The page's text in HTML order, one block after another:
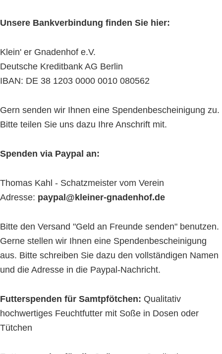
Unsere Bankverbindung finden Sie hier:
Klein' er Gnadenhof e.V.
Deutsche Kreditbank AG Berlin
IBAN: DE 38 1203 0000 0010 080562
Gern senden wir Ihnen eine Spendenbescheinigung zu.
Bitte teilen Sie uns dazu Ihre Anschrift mit.
Spenden via Paypal an:
Thomas Kahl - Schatzmeister vom Verein
Adresse: paypal@kleiner-gnadenhof.de
Bitte den Versand "Geld an Freunde senden" benutzen.
Gerne stellen wir Ihnen eine Spendenbescheinigung
aus. Bitte schreiben Sie dazu den vollständigen Namen
und die Adresse in die Paypal-Nachricht.
Futterspenden für Samtpfötchen: Qualitativ
hochwertiges Feuchtfutter mit Soße in Dosen oder
Tütchen